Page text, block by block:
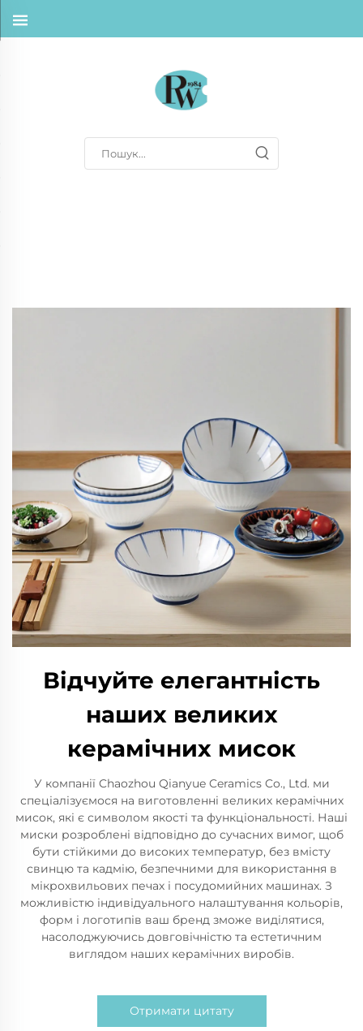
Відчуйте елегантність
наших великих
керамічних мисок
У компанії Chaozhou Qianyue Ceramics Co., Ltd. ми
спеціалізуємося на виготовленні великих керамічних
мисок, які є символом якості та функціональності. Наші
миски розроблені відповідно до сучасних вимог, щоб
бути стійкими до високих температур, без вмісту
свинцю та кадмію, безпечними для використання в
мікрохвильових печах і посудомийних машинах. З
можливістю індивідуального налаштування кольорів,
форм і логотипів ваш бренд зможе виділятися,
насолоджуючись довговічністю та естетичним
виглядом наших керамічних виробів.
Отримати цитату